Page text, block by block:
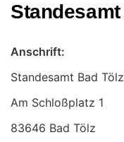
Anschrift:
Standesamt Bad Tölz
83646 Bad Tölz